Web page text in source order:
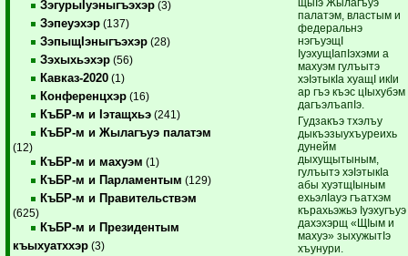
ЗэгурыIуэныгъэхэр (3)
Зэпеуэхэр (137)
ЗэпыщIэныгъэхэр (28)
Зэхыхьэхэр (56)
Кавказ-2020 (1)
Конференцхэр (16)
КъБР-м и Iэтащхьэ (241)
КъБР-м и Жылагъуэ палатэм
(12)
КъБР-м и махуэм (1)
КъБР-м и Парламентым (129)
КъБР-м и Правительствэм
(625)
КъБР-м и Президентым
къыхуатххэр (3)
палатэм, властым и
федеральнэ
нэгъуэщI
IуэхущIапIэхэми а
махуэм гулъытэ
хэIэтыкIа хуащI икIи
ар гъэ къэс цIыхубэм
дагъэлъапIэ.
Гудзакъэ тхэлъу
дыкъэзыухъуреихь
дунейм
дыхущытыным,
гулъытэ хэIэтыкIа
абы хуэтщIыным
ехьэлIауэ гъатхэм
кърахьэжьэ Iуэхугъуэ
дахэхэрщ «ЩIым и
махуэ» зыхужытIэ
хъунури.